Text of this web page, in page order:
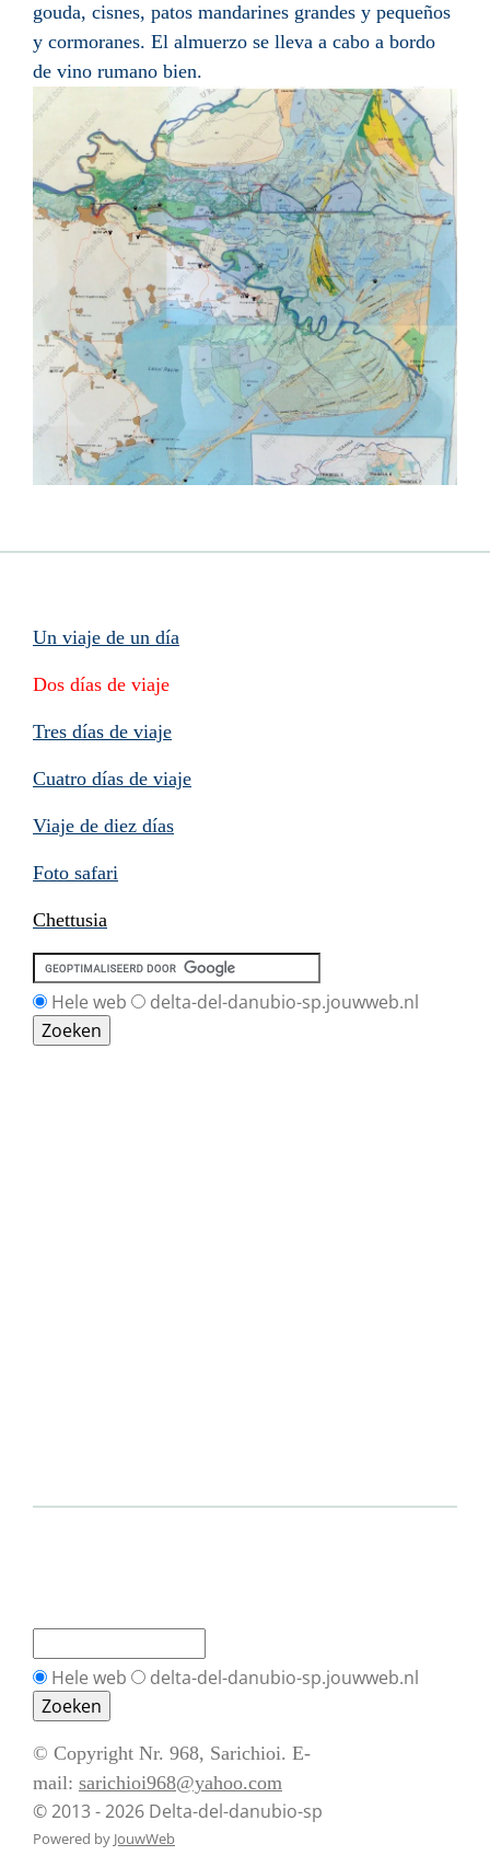
gouda, cisnes, patos mandarines grandes y pequeños
y cormoranes. El almuerzo se lleva a cabo a bordo
de vino rumano bien.
Un viaje de un día
Dos días de viaje
Tres días de viaje
Cuatro días de viaje
Viaje de diez días
Foto safari
Chettusia
Hele web delta-del-danubio-sp.jouwweb.nl
Hele web delta-del-danubio-sp.jouwweb.nl
© Copyright Nr. 968, Sarichioi. E-
mail: sarichioi968@yahoo.com
© 2013 - 2026 Delta-del-danubio-sp
Powered by JouwWeb